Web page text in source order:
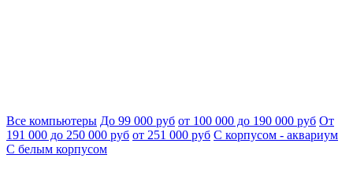
Все компьютеры До 99 000 руб от 100 000 до 190 000 руб От
191 000 до 250 000 руб от 251 000 руб С корпусом - аквариум
С белым корпусом